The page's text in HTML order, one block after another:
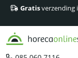
Gratisverzending